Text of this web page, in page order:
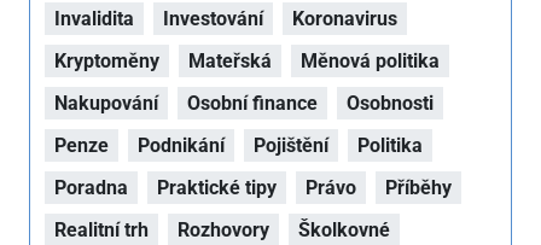
Invalidita
Investování
Koronavirus
Kryptoměny
Mateřská
Měnová politika
Nakupování
Osobní finance
Osobnosti
Penze
Podnikání Pojištění
Politika
Poradna
Praktické tipy Právo
Příběhy
Realitní trh
Rozhovory
Školkovné